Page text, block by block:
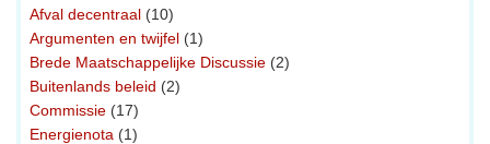
Afval decentraal (10)
Argumenten en twijfel (1)
Brede Maatschappelijke Discussie (2)
Buitenlands beleid (2)
Commissie (17)
Energienota (1)